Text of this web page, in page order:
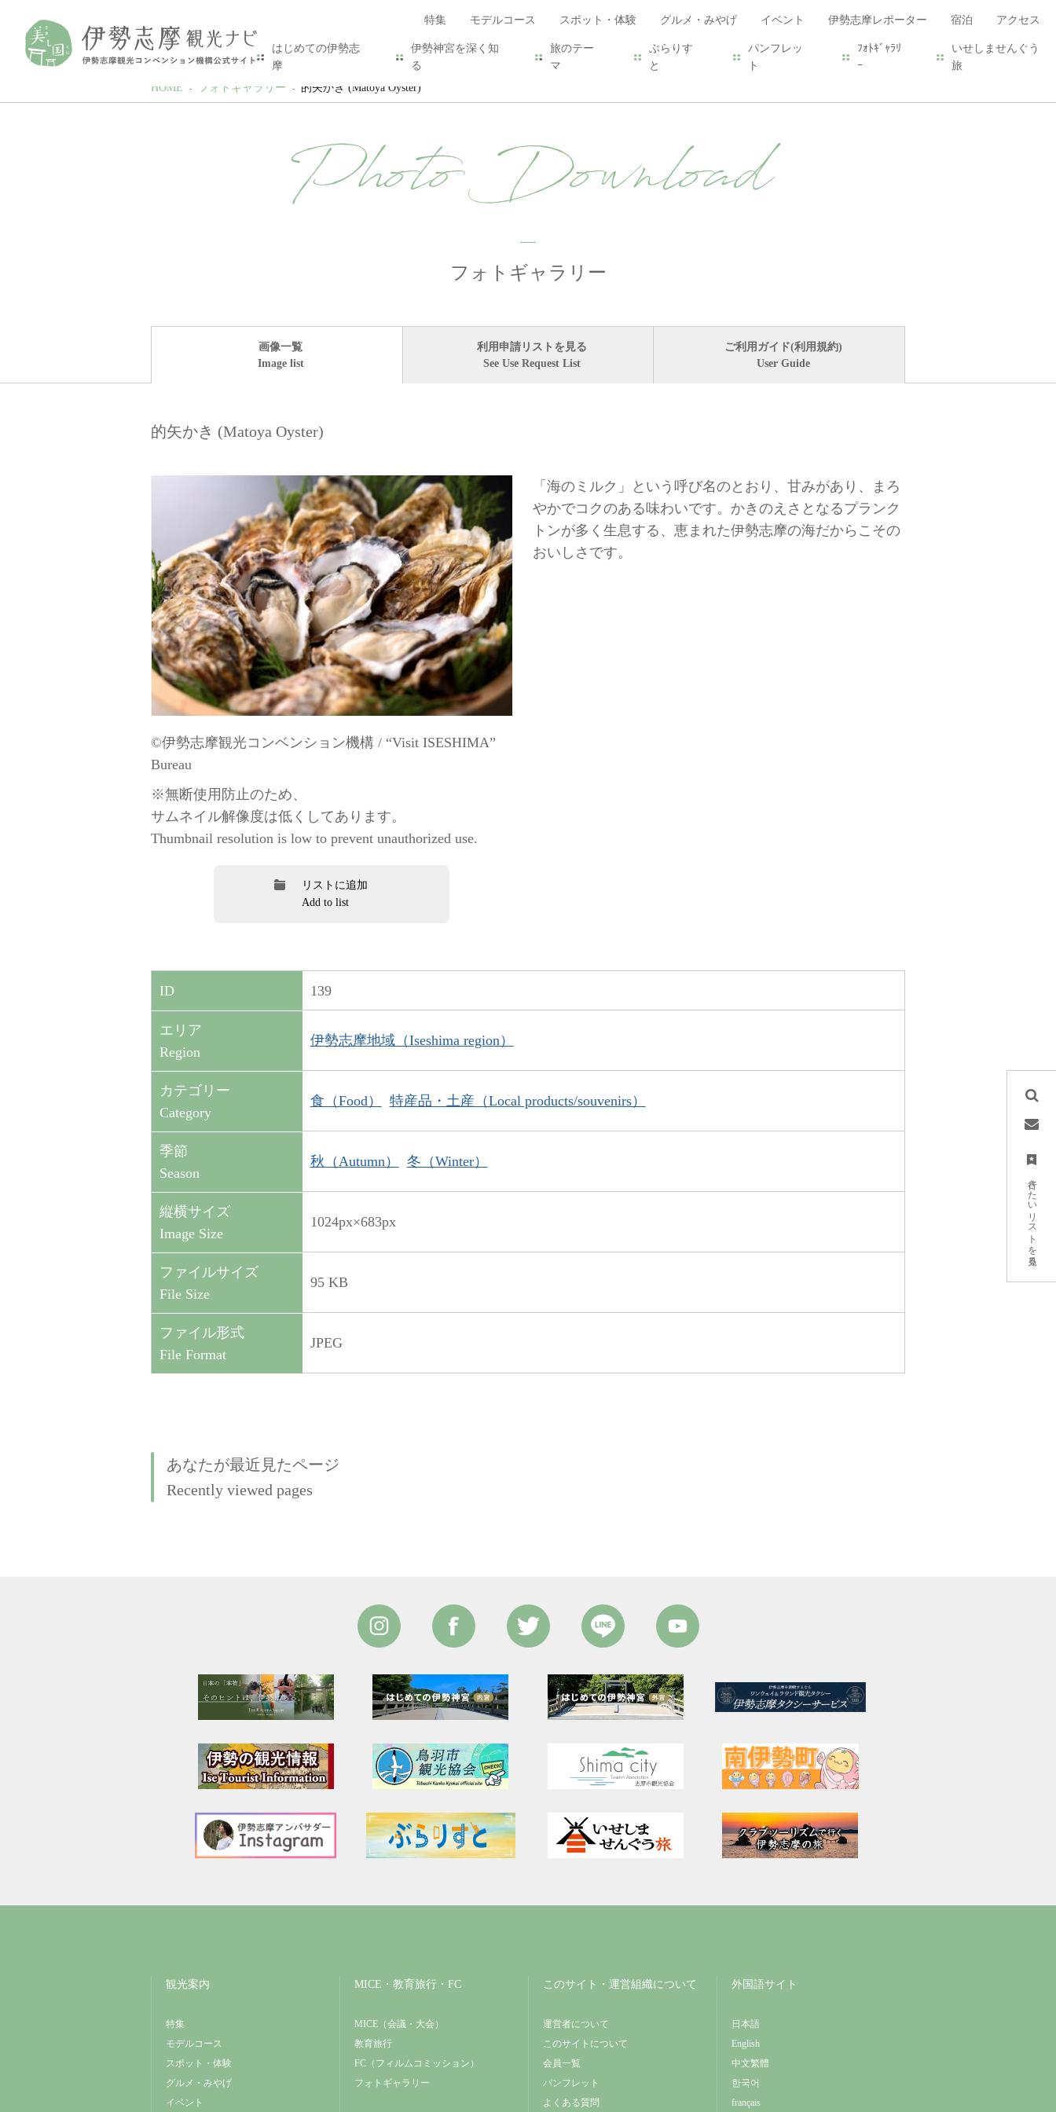
特集 モデルコース スポット・体験 グルメ・みやげ イベント 伊勢志摩レポーター 宿泊 アクセス
はじめての伊勢志
摩
伊勢神宮を深く知
る
旅のテー
マ
ぶらりす
と
パンフレッ
ト
ﾌｫﾄｷﾞｬﾗﾘ
ｰ
いせしませんぐう
旅
行きたいリストを見る
HOME フォトギャラリー 的矢かき (Matoya Oyster)
Photo Download
フォトギャラリー
画像一覧
Image list
利用申請リストを見る
See Use Request List
ご利用ガイド(利用規約)
User Guide
的矢かき (Matoya Oyster)
©伊勢志摩観光コンベンション機構 / “Visit ISESHIMA”
Bureau
※無断使用防止のため、
サムネイル解像度は低くしてあります。
Thumbnail resolution is low to prevent unauthorized use.
リストに追加
Add to list
「海のミルク」という呼び名のとおり、甘みがあり、まろ
やかでコクのある味わいです。かきのえさとなるプランク
トンが多く生息する、恵まれた伊勢志摩の海だからこその
おいしさです。
ID 139
エリア
Region
伊勢志摩地域（Iseshima region）
カテゴリー
Category
食（Food） 特産品・土産（Local products/souvenirs）
季節
Season
秋（Autumn） 冬（Winter）
縦横サイズ
Image Size
1024px×683px
ファイルサイズ
File Size
95 KB
ファイル形式
File Format
JPEG
あなたが最近見たページ
Recently viewed pages
観光案内
特集
モデルコース
スポット・体験
グルメ・みやげ
イベント
MICE・教育旅行・FC
MICE（会議・大会）
教育旅行
FC（フィルムコミッション）
フォトギャラリー
このサイト・運営組織について
運営者について
このサイトについて
会員一覧
パンフレット
よくある質問
外国語サイト
日本語
English
中文繁體
한국어
français